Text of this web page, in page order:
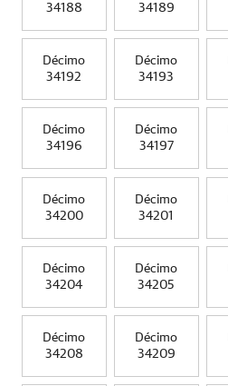
34188
34189
Décimo
34192
Décimo
34193
Décimo
34196
Décimo
34197
Décimo
34200
Décimo
34201
Décimo
34204
Décimo
34205
Décimo
34208
Décimo
34209